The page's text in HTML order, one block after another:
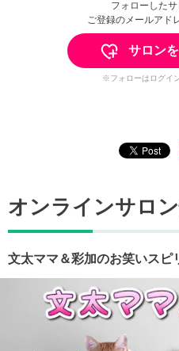
フォローしたサ
ご登録のメールアド
サロン
※フォローはログイ
オンラインサロ
文太ママ＆彩加のお笑いスピ